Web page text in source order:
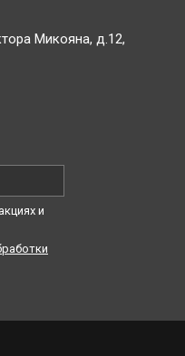
Микояна, д.12,
и